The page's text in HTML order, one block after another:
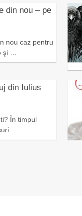
din nou – pe
nou caz pentru
şi …
din Iulius
În timpul
…